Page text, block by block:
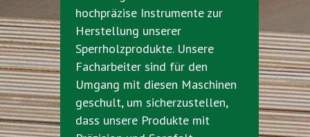
hochpräzise Instrumente zur
Herstellung unserer
Sperrholzprodukte. Unsere
Facharbeiter sind für den
Umgang mit diesen Maschinen
geschult, um sicherzustellen,
dass unsere Produkte mit